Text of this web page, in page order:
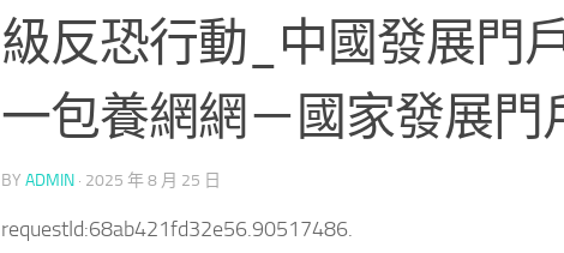
級反恐行動_中國發展門
一包養網網－國家發展門
BY ADMIN · 2025 年 8 月 25 日
requestId:68ab421fd32e56.90517486.